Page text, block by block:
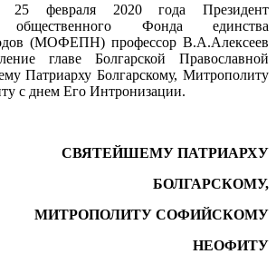
25 февраля 2020 года Президент
общественного Фонда единства
(МОФЕПН) профессор В.А.Алексеев
главе Болгарской Православной
Патриарху Болгарскому, Митрополиту
с днем Его Интронизации.
СВЯТЕЙШЕМУ ПАТРИАРХУ
БОЛГАРСКОМУ,
МИТРОПОЛИТУ СОФИЙСКОМУ
НЕОФИТУ